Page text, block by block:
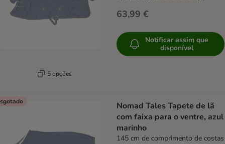
5 opções
63,99 €
Notificar assim que
disponível
Nomad Tales Tapete de lã
com faixa para o ventre, azul
marinho
145 cm de comprimento de costas